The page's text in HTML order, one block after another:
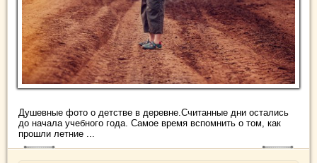
Душевные фото о детстве в деревне.Считанные дни остались
до начала учебного года. Самое время вспомнить о том, как
прошли летние ...